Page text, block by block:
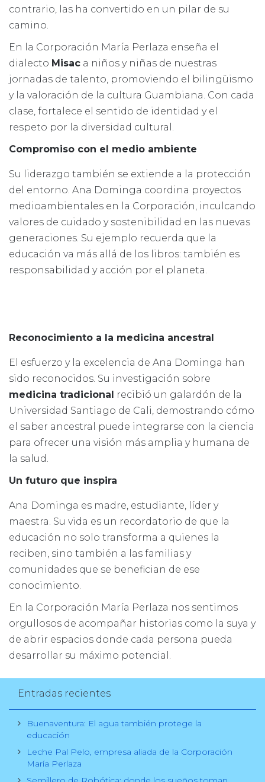
contrario, las ha convertido en un pilar de su
camino.
En la Corporación María Perlaza enseña el
dialecto Misac a niños y niñas de nuestras
jornadas de talento, promoviendo el bilingüismo
y la valoración de la cultura Guambiana. Con cada
clase, fortalece el sentido de identidad y el
respeto por la diversidad cultural.
Compromiso con el medio ambiente
Su liderazgo también se extiende a la protección
del entorno. Ana Dominga coordina proyectos
medioambientales en la Corporación, inculcando
valores de cuidado y sostenibilidad en las nuevas
generaciones. Su ejemplo recuerda que la
educación va más allá de los libros: también es
responsabilidad y acción por el planeta.
Reconocimiento a la medicina ancestral
El esfuerzo y la excelencia de Ana Dominga han
sido reconocidos. Su investigación sobre
medicina tradicional recibió un galardón de la
Universidad Santiago de Cali, demostrando cómo
el saber ancestral puede integrarse con la ciencia
para ofrecer una visión más amplia y humana de
la salud.
Un futuro que inspira
Ana Dominga es madre, estudiante, líder y
maestra. Su vida es un recordatorio de que la
educación no solo transforma a quienes la
reciben, sino también a las familias y
comunidades que se benefician de ese
conocimiento.
En la Corporación María Perlaza nos sentimos
orgullosos de acompañar historias como la suya y
de abrir espacios donde cada persona pueda
desarrollar su máximo potencial.
Entradas recientes
Buenaventura: El agua también protege la
educación
Leche Pal Pelo, empresa aliada de la Corporación
María Perlaza